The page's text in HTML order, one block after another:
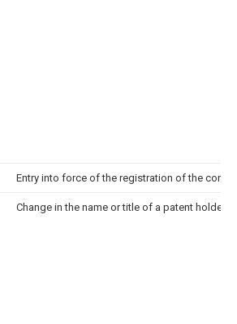
Entry into force of the registration of the
Change in the name or title of a patent holder